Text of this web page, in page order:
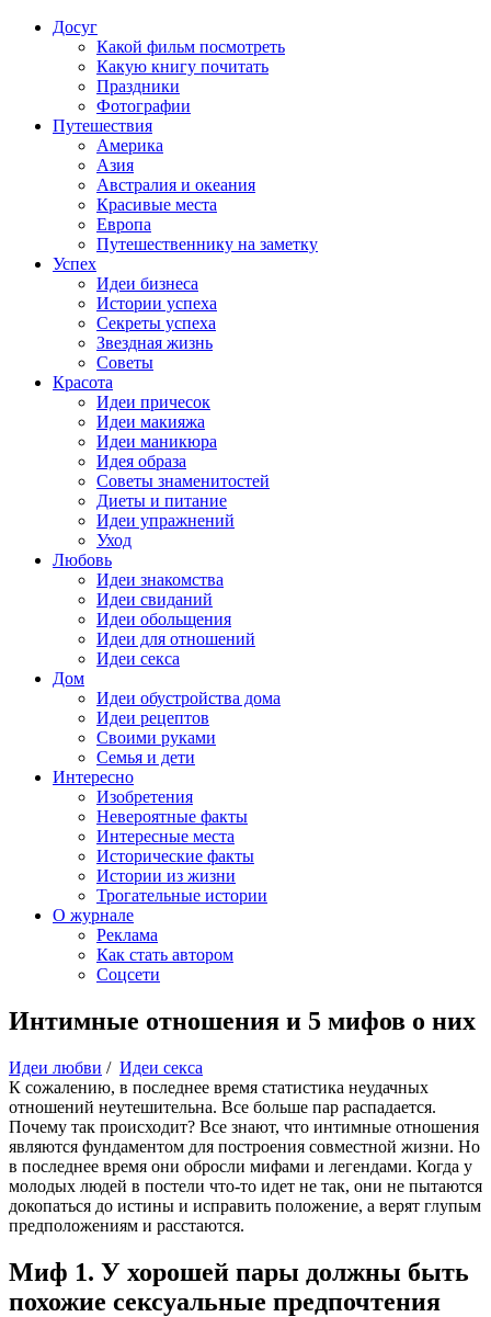
Досуг
Какой фильм посмотреть
Какую книгу почитать
Праздники
Фотографии
Путешествия
Америка
Азия
Австралия и океания
Красивые места
Европа
Путешественнику на заметку
Успех
Идеи бизнеса
Истории успеха
Секреты успеха
Звездная жизнь
Советы
Красота
Идеи причесок
Идеи макияжа
Идеи маникюра
Идея образа
Советы знаменитостей
Диеты и питание
Идеи упражнений
Уход
Любовь
Идеи знакомства
Идеи свиданий
Идеи обольщения
Идеи для отношений
Идеи секса
Дом
Идеи обустройства дома
Идеи рецептов
Своими руками
Семья и дети
Интересно
Изобретения
Невероятные факты
Интересные места
Исторические факты
Истории из жизни
Трогательные истории
О журнале
Реклама
Как стать автором
Соцсети
Интимные отношения и 5 мифов о них
Идеи любви / Идеи секса
К сожалению, в последнее время статистика неудачных
отношений неутешительна. Все больше пар распадается.
Почему так происходит? Все знают, что интимные отношения
являются фундаментом для построения совместной жизни. Но
в последнее время они обросли мифами и легендами. Когда у
молодых людей в постели что-то идет не так, они не пытаются
докопаться до истины и исправить положение, а верят глупым
предположениям и расстаются.
Миф 1. У хорошей пары должны быть
похожие сексуальные предпочтения